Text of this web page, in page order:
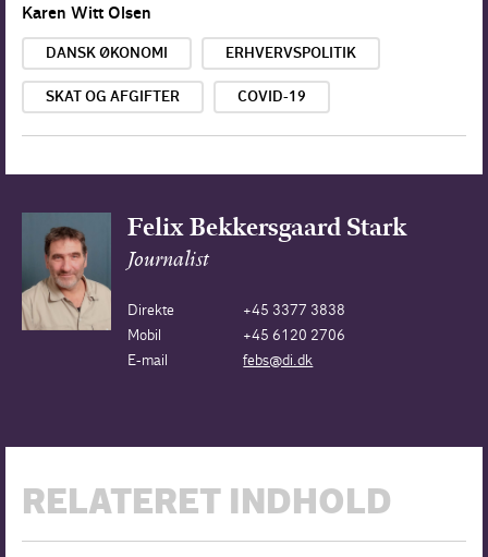
Karen Witt Olsen
DANSK ØKONOMI ERHVERVSPOLITIK
SKAT OG AFGIFTER COVID-19
Felix Bekkersgaard Stark
Journalist
Direkte
+45 3377 3838
Mobil
+45 6120 2706
E-mail
febs@di.dk
RELATERET INDHOLD